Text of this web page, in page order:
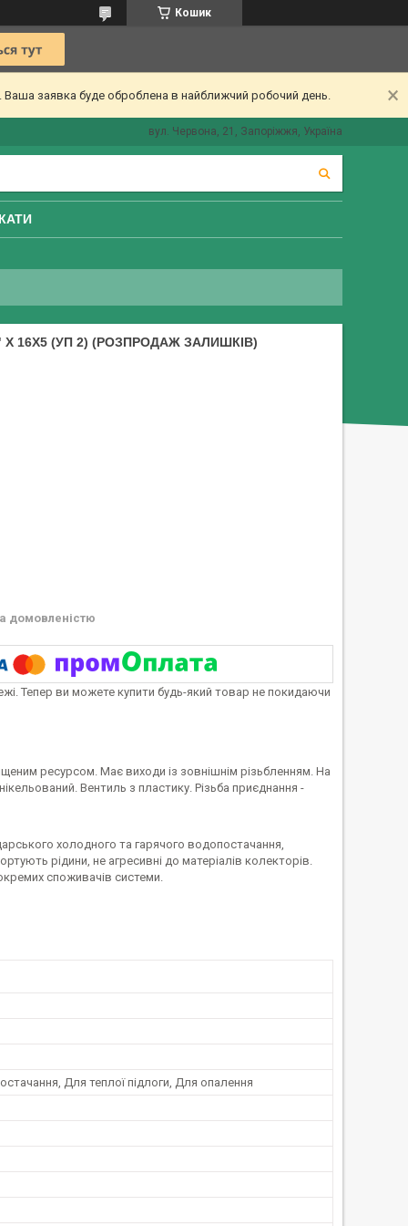
Кошик
Ваша заявка буде оброблена в найближчий робочий день.
вул. Червона, 21, Запоріжжя, Україна
16X5 (УП 2) (РОЗПРОДАЖ ЗАЛИШКІВ)
домовленістю
Тепер ви можете купити будь-який товар не покидаючи
ресурсом. Має виходи із зовнішнім різьбленням. На
Вентиль з пластику. Різьба приєднання -
холодного та гарячого водопостачання,
рідини, не агресивні до матеріалів колекторів.
споживачів системи.
Для теплої підлоги, Для опалення